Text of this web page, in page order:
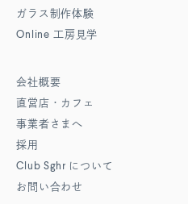
ガラス制作体験
Online 工房見学
会社概要
直営店・カフェ
事業者さまへ
採用
Club Sghr について
お問い合わせ